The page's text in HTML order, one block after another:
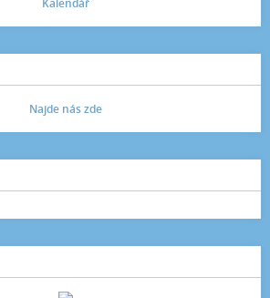
Kalendář
Najde nás zde